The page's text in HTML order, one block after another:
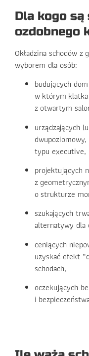
Dla kogo
ozdobnego
Okładzina schodów
wyborem dla osób:
budujących
w którym
z otwartym
urządzających
typu executive,
projektujących
z
o strukturze
szukających
alternatywy dla
ceniących
uzyskać efekt
schodach,
oczekujących
i